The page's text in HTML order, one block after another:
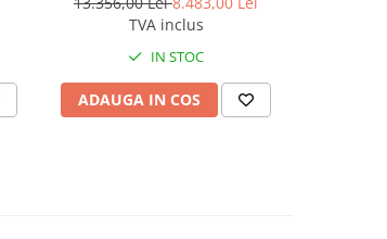
TVA inclus
IN STOC
ADAUGA IN COS